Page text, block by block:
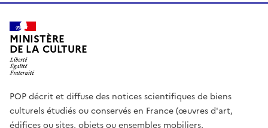
MINISTÈRE
DE LA CULTURE
POP décrit et diffuse des notices scientifiques de biens
culturels étudiés ou conservés en France (œuvres d'art,
édifices ou sites, objets ou ensembles mobiliers,